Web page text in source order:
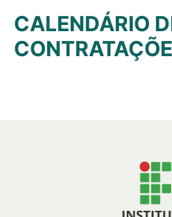
CALENDÁRIO